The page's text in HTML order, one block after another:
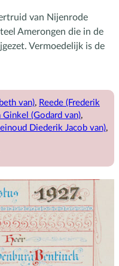
van Nijenrode
Amerongen die in de
Vermoedelijk is de
van), Reede (Frederik
Ginkel (Godard van)
Diederik Jacob van)